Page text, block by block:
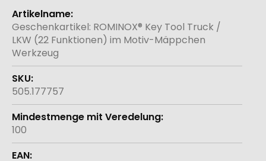
Weitere
Informationen
Geschenkartikel: ROMINOX® Key Tool Truck /
LKW (22 Funktionen) im Motiv-Mäppchen
Werkzeug
505.177757
100